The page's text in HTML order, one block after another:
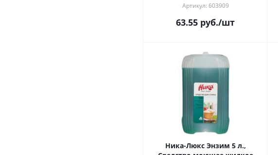
Артикул: 603909
63.55 руб./шт
Ника-Люкс Энзим 5 л.,